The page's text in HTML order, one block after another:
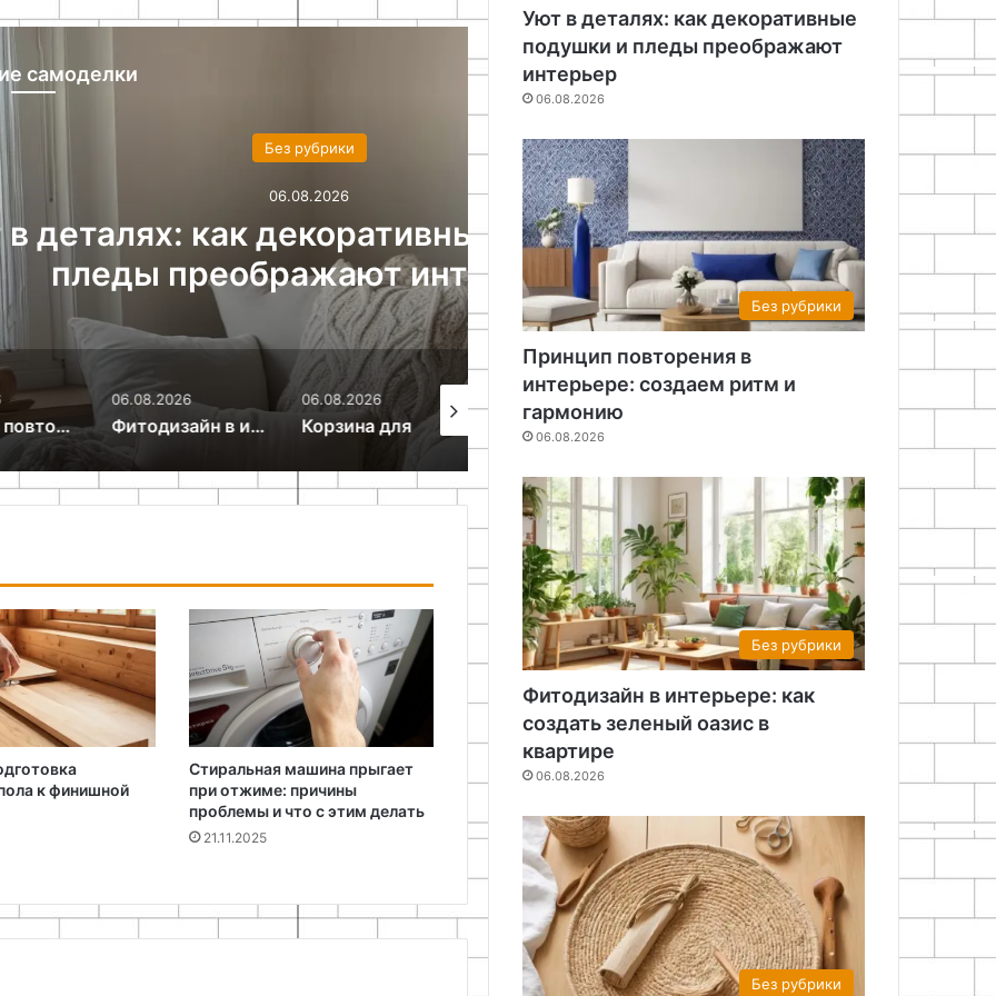
самоделки
рубрики
подушки и
интерьер
Без рубрики
06.08.2026
Принцип повторения в
ритм и
создаем ритм и гармонию
06.08.2026
Фитодизайн в интерьере: как создать зеленый оазис в квартире
06.08.2026
Корзина для белья из искусственного ротанга своими руками: пошаговый мастер-класс Как сделать спальню уютной: простые советы по декору
06.08.2026
к финишной
Стиральная машина прыгает
при отжиме: причины
проблемы и что с этим делать
21.11.2025
Уют в деталях: как декоративные
подушки и пледы преображают
интерьер
06.08.2026
Без рубрики
Принцип повторения в
интерьере: создаем ритм и
гармонию
06.08.2026
Без рубрики
Фитодизайн в интерьере: как
создать зеленый оазис в
квартире
06.08.2026
Без рубрики